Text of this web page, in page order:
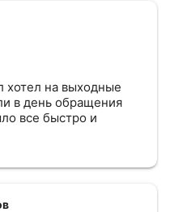
хотел на выходные
в день обращения
все быстро и